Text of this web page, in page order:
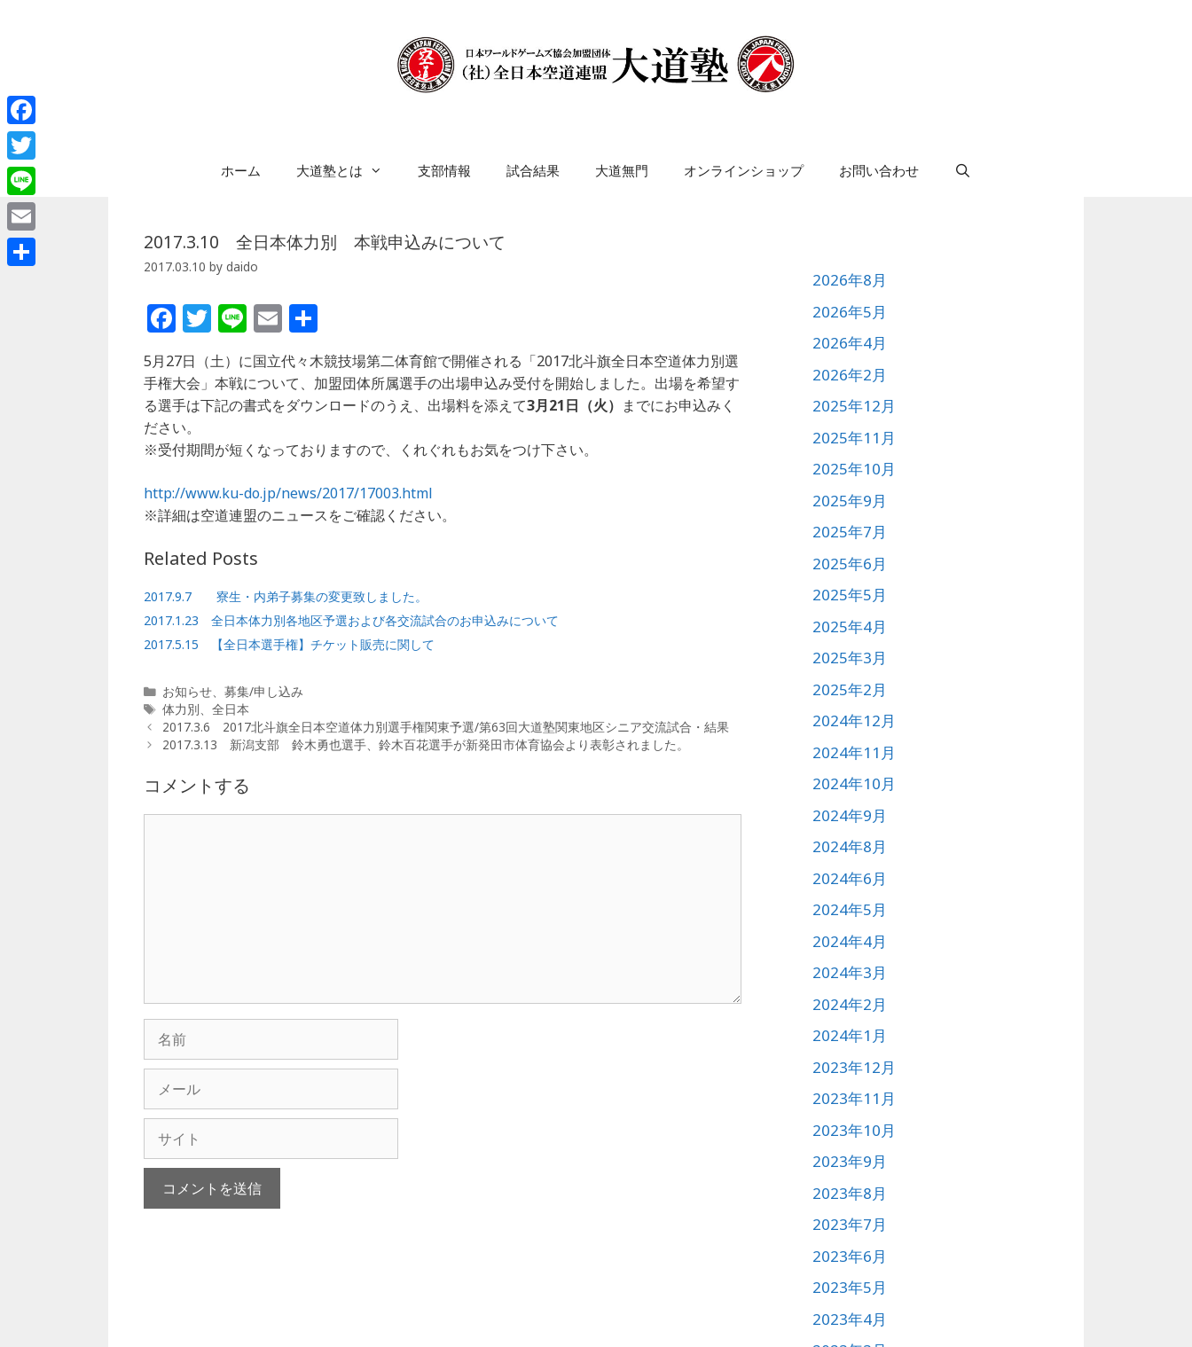
ツ
へ
ス
キ
ッ
プ
ホーム 大道塾とは 支部情報 試合結果 大道無門 オンラインショップ お問い合わせ
2017.3.10 全日本体力別 本戦申込みについて
2017.03.10 by daido
F
a
c
e
b
o
o
k
T
w
itt
e
Li
n
e
E
m
ai
l
有
5月27日（土）に国立代々木競技場第二体育館で開催される「2017北斗旗全日本空道体力別選
手権大会」本戦について、加盟団体所属選手の出場申込み受付を開始しました。出場を希望す
る選手は下記の書式をダウンロードのうえ、出場料を添えて3月21日（火） までにお申込みく
ださい。
※受付期間が短くなっておりますので、くれぐれもお気をつけ下さい。
http://www.ku-do.jp/news/2017/17003.html
※詳細は空道連盟のニュースをご確認ください。
Related Posts
2017.9.7 寮生・内弟子募集の変更致しました。
2017.1.23 全日本体力別各地区予選および各交流試合のお申込みについて
2017.5.15 【全日本選手権】チケット販売に関して
カ
テ
ゴ
リ
お知らせ、募集/申し込み
タ
グ
体力別、全日本
2017.3.6 2017北斗旗全日本空道体力別選手権関東予選/第63回大道塾関東地区シニア交流試合・結果
2017.3.13 新潟支部 鈴木勇也選手、鈴木百花選手が新発田市体育協会より表彰されました。
コメントする
ル
ト
2026年8月
2026年5月
2026年4月
2026年2月
2025年12月
2025年11月
2025年10月
2025年9月
2025年7月
2025年6月
2025年5月
2025年4月
2025年3月
2025年2月
2024年12月
2024年11月
2024年10月
2024年9月
2024年8月
2024年6月
2024年5月
2024年4月
2024年3月
2024年2月
2024年1月
2023年12月
2023年11月
2023年10月
2023年9月
2023年8月
2023年7月
2023年6月
2023年5月
2023年4月
Facebook
Twitter
Line
Email